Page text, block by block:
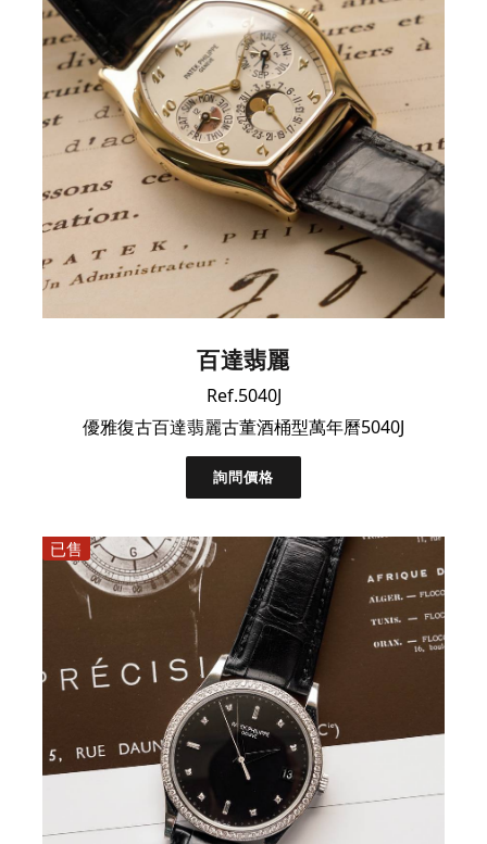
百達翡麗
Ref.5040J
優雅復古百達翡麗古董酒桶型萬年曆5040J
詢問價格
已售